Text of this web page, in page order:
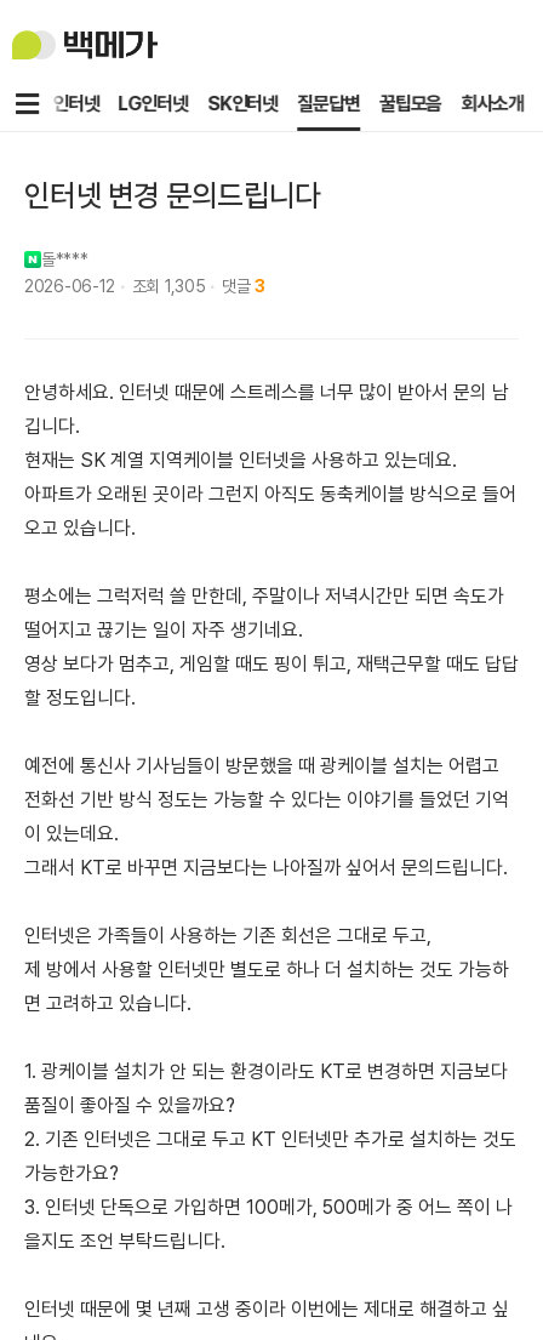
백
메
KT인터넷 LG인터넷 SK인터넷 질문답변 꿀팁모음 회사소개
메
인터넷 변경 문의드립니다
돌****
2026-06-12
조회 1,305 댓글 3
안녕하세요. 인터넷 때문에 스트레스를 너무 많이 받아서 문의 남
깁니다.
현재는 SK 계열 지역케이블 인터넷을 사용하고 있는데요.
아파트가 오래된 곳이라 그런지 아직도 동축케이블 방식으로 들어
오고 있습니다.
평소에는 그럭저럭 쓸 만한데, 주말이나 저녁시간만 되면 속도가
떨어지고 끊기는 일이 자주 생기네요.
영상 보다가 멈추고, 게임할 때도 핑이 튀고, 재택근무할 때도 답답
할 정도입니다.
예전에 통신사 기사님들이 방문했을 때 광케이블 설치는 어렵고
전화선 기반 방식 정도는 가능할 수 있다는 이야기를 들었던 기억
이 있는데요.
그래서 KT로 바꾸면 지금보다는 나아질까 싶어서 문의드립니다.
인터넷은 가족들이 사용하는 기존 회선은 그대로 두고,
제 방에서 사용할 인터넷만 별도로 하나 더 설치하는 것도 가능하
면 고려하고 있습니다.
1. 광케이블 설치가 안 되는 환경이라도 KT로 변경하면 지금보다
품질이 좋아질 수 있을까요?
2. 기존 인터넷은 그대로 두고 KT 인터넷만 추가로 설치하는 것도
가능한가요?
3. 인터넷 단독으로 가입하면 100메가, 500메가 중 어느 쪽이 나
을지도 조언 부탁드립니다.
인터넷 때문에 몇 년째 고생 중이라 이번에는 제대로 해결하고 싶